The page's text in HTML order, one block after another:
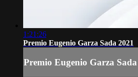
1:21:26
Premio Eugenio Garza Sada 2021
Premio Eugenio Garza Sada